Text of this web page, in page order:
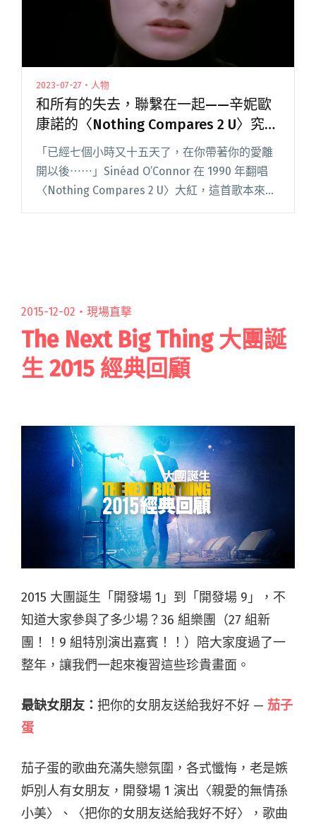
2023-07-27・人物
和所有的失去，聯繫在一起——辛妮歐
康諾的〈Nothing Compares 2 U〉究竟
在唱誰？
「已經七個小時又十五天了，在你帶著你的愛離
開以後⋯⋯」Sinéad O’Connor 在 1990 年翻唱
〈Nothing Compares 2 U〉大紅，這首歌本來是
Prince 在 1984 年《Purple Rain》時閱讀全文
2015-12-02・ 現場直擊
The Next Big Thing 大團誕
生 2015 經典回顧
2015 大團誕生「開發場 1」到「開發場 9」，不
知道大家參與了多少場？36 組樂團（27 組新
團！！9 組特別演出嘉賓！！）陪大家度過了一
整年，讓我們一起來複習這些珍貴畫面。
最缺女朋友： 把你的女朋友送給我好不好 — 茄子
蛋
茄子蛋的歌曲充滿失戀氛圍，各式懺悔，老是嫉
妒別人有女朋友，開發場 1 演出〈親愛的無情孫
小美〉、〈把你的女朋友送給我好不好〉，歌曲